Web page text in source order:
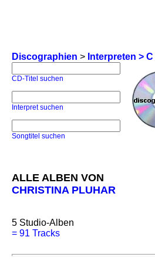
Discographien > Interpreten > C
CD-Titel suchen
Interpret suchen
Songtitel suchen
ALLE ALBEN VON
CHRISTINA PLUHAR
5 Studio-Alben
= 91 Tracks